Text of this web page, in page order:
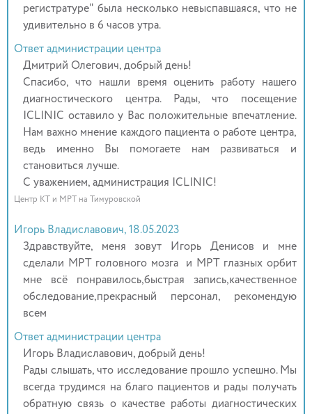
регистратуре" была несколько невыспавшаяся, что не
удивительно в 6 часов утра.
Ответ администрации центра
Дмитрий Олегович, добрый день!
Спасибо, что нашли время оценить работу нашего
диагностического центра. Рады, что посещение
ICLINIC оставило у Вас положительные впечатление.
Нам важно мнение каждого пациента о работе центра,
ведь именно Вы помогаете нам развиваться и
становиться лучше.
С уважением, администрация ICLINIC!
Центр КТ и МРТ на Тимуровской
Игорь Владиславович, 18.05.2023
Здравствуйте, меня зовут Игорь Денисов и мне
сделали МРТ головного мозга и МРТ глазных орбит
мне всё понравилось,быстрая запись,качественное
обследование,прекрасный персонал, рекомендую
всем
Ответ администрации центра
Игорь Владиславович, добрый день!
Рады слышать, что исследование прошло успешно. Мы
всегда трудимся на благо пациентов и рады получать
обратную связь о качестве работы диагностических